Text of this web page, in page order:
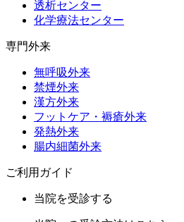
透析センター
化学療法センター
専門外来
無呼吸外来
禁煙外来
漢方外来
フットケア・褥瘡外来
発熱外来
腸内細菌外来
ご利用ガイド
当院を受診する